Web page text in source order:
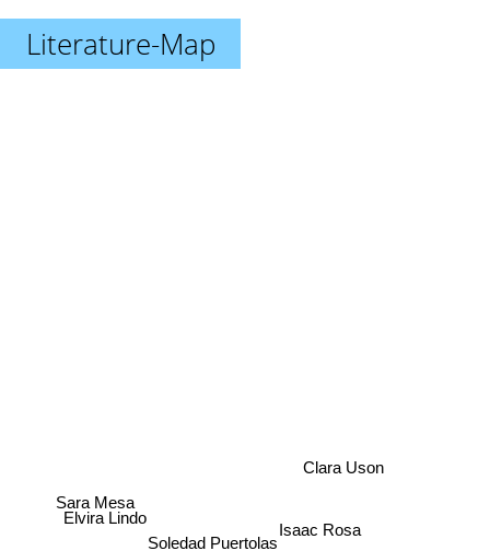
Literature-Map
Isaac Rosa
Clara Uson
Soledad Puertolas
Elvira Lindo
Sara Mesa